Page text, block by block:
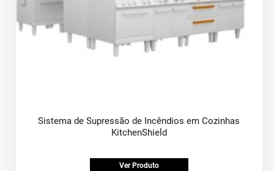
Sistema de Supressão de Incêndios em Cozinhas
KitchenShield
Ver Produto